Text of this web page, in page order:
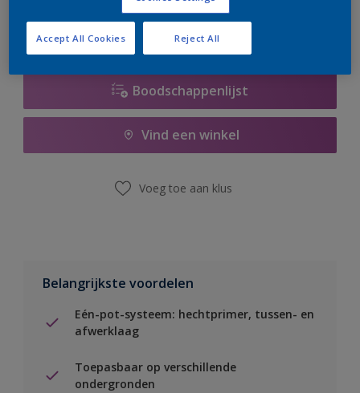
Boodschappenlijst
Vind een winkel
Voeg toe aan klus
Belangrijkste voordelen
Eén-pot-systeem: hechtprimer, tussen- en
afwerklaag
Toepasbaar op verschillende
ondergronden
Reject All
Accept All Cookies